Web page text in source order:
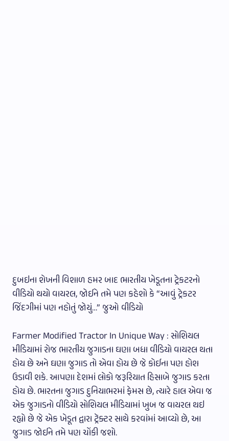
દુબઇના શેખની વિશાળ હમર બાદ ભારતીય ખેડૂતના ટ્રેકટરનો
વીડિયો થયો વાયરલ, જોઈને તમે પણ કહેશો કે “આવું ટ્રેકટર
જિંદગીમાં પણ નહોતું જોયું…” જુઓ વીડિયો
Farmer Modified Tractor In Unique Way : સોશિયલ
મીડિયામાં રોજ ભારતીય જુગાડના ઘણા બધા વીડિયો વાયરલ થતા
હોય છે અને ઘણા જુગાડ તો એવા હોય છે જે કોઈના પણ હોશ
ઉડાવી શકે. આપણા દેશમાં લોકો જરૂરિયાત હિસાબે જુગાડ કરતા
હોય છે. ભારતના જુગાડ દુનિયાભરમાં ફેમસ છે, ત્યારે હાલ એવા જ
એક જુગાડનો વીડિયો સોશિયલ મીડિયામાં ખુબ જ વાયરલ થઇ
રહ્યો છે જે એક ખેડૂત દ્વારા ટ્રૅક્ટર સાથે કરવાંમાં આવ્યો છે, આ
જુગાડ જોઈને તમે પણ ચોંકી જશો.